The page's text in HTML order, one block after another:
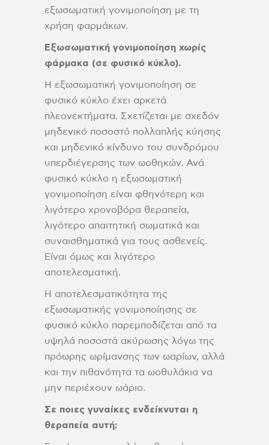
εξωσωματική γονιμοποίηση με τη
χρήση φαρμάκων.
Εξωσωματική γονιμοποίηση χωρίς
φάρμακα (σε φυσικό κύκλο).
Η εξωσωματική γονιμοποίηση σε
φυσικό κύκλο έχει αρκετά
πλεονεκτήματα. Σχετίζεται με σχεδόν
μηδενικό ποσοστό πολλαπλής κύησης
και μηδενικό κίνδυνο του συνδρόμου
υπερδιέγερσης των ωοθηκών. Ανά
φυσικό κύκλο η εξωσωματική
γονιμοποίηση είναι φθηνότερη και
λιγότερο χρονοβόρα θεραπεία,
λιγότερο απαιτητική σωματικά και
συναισθηματικά για τους ασθενείς.
Είναι όμως και λιγότερο
αποτελεσματική.
Η αποτελεσματικότητα της
εξωσωματικής γονιμοποίησης σε
φυσικό κύκλο παρεμποδίζεται από τα
υψηλά ποσοστά ακύρωσης λόγω της
πρόωρης ωρίμανσης των ωαρίων, αλλά
και την πιθανότητα τα ωοθυλάκια να
μην περιέχουν ωάριο.
Σε ποιες γυναίκες ενδείκνυται η
θεραπεία αυτή;